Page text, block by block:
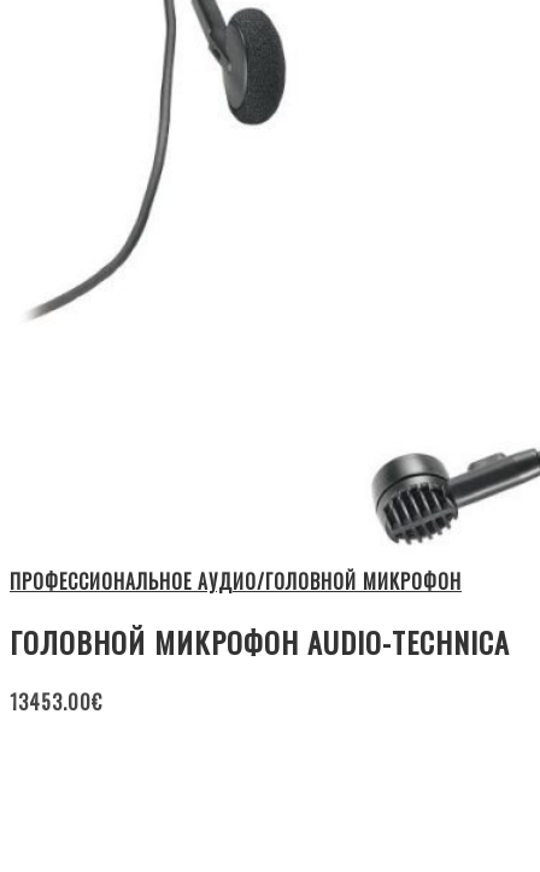
ПРОФЕССИОНАЛЬНОЕ АУДИО/ГОЛОВНОЙ МИКРОФОН
ГОЛОВНОЙ МИКРОФОН AUDIO-TECHNICA
13453.00€